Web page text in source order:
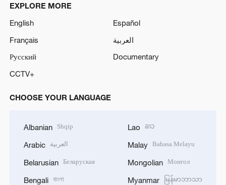
EXPLORE MORE
English
Español
Français
العربية
Русский
Documentary
CCTV+
CHOOSE YOUR LANGUAGE
Albanian Shqip
Arabic العربية
Belarusian Беларуская
Bengali বাংলা
Lao ລາວ
Malay Bahasa Melayu
Mongolian Монгол
Myanmar မြန်မာဘာသာ